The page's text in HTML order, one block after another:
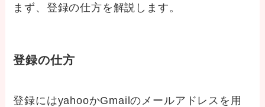
まず、登録の仕方を解説します。
登録の仕方
登録にはyahooかGmailのメールアドレスを用